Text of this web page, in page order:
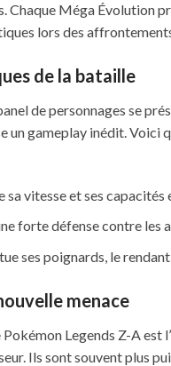
Chaque Méga Évolution
lors des
de la bataille
de personnages se
un gameplay inédit. Voici
vitesse et ses capacités
forte défense contre les
ses poignards, le
menace
Legends Z-A est
Ils sont souvent plus